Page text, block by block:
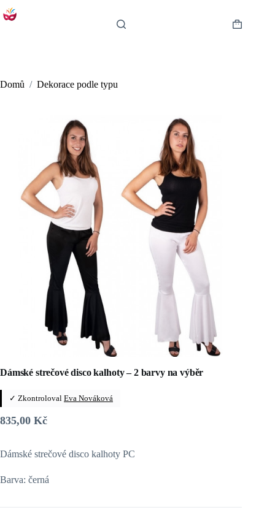
to
Shopping
Domů / Dekorace podle typu
Dámské strečové disco kalhoty – 2 barvy na výběr
✓ Zkontroloval Eva Nováková
835,00 Kč
Dámské strečové disco kalhoty PC
Barva: černá